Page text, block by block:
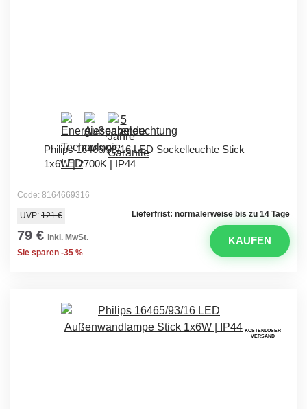
Philips 16466/93/16 LED Sockelleuchte Stick
1x6W | 2700K | IP44
Code: 8164669316
Lieferfrist: normalerweise bis zu 14 Tage
UVP: 121 €
79 € inkl. MwSt.
Sie sparen -35 %
KAUFEN
KOSTENLOSER
VERSAND